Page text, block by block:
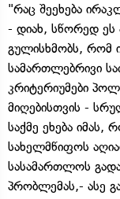
"რაც შეეხება
- დიახ, სწორედ ეს
გულისხმობს, რომ
სამართლებრივი
კრიტერიუმები
მიღებისთვის -
საქმე ეხება იმას,
სახელმწიფოს
სასამართლოს
პრობლემას,- ასე